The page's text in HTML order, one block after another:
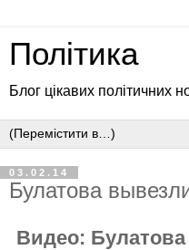
Політика
Блог цікавих політичних
03.02.14
Булатова
Видео: